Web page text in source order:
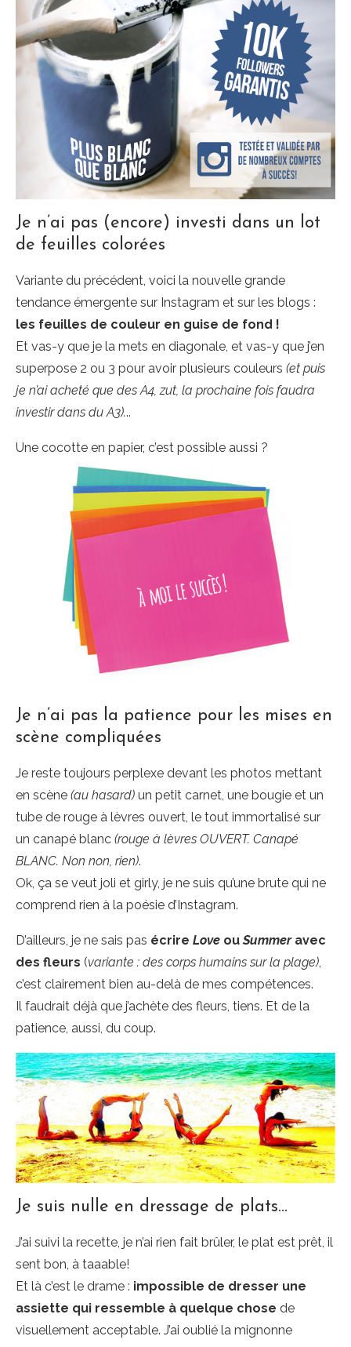
Je n’ai pas (encore) investi dans un lot
de feuilles colorées
Variante du précédent, voici la nouvelle grande
tendance émergente sur Instagram et sur les blogs :
les feuilles de couleur en guise de fond !
Et vas-y que je la mets en diagonale, et vas-y que j’en
superpose 2 ou 3 pour avoir plusieurs couleurs (et puis
je n’ai acheté que des A4, zut, la prochaine fois faudra
investir dans du A3)...
Une cocotte en papier, c’est possible aussi ?
Je n’ai pas la patience pour les mises en
scène compliquées
Je reste toujours perplexe devant les photos mettant
en scène (au hasard) un petit carnet, une bougie et un
tube de rouge à lèvres ouvert, le tout immortalisé sur
un canapé blanc (rouge à lèvres OUVERT. Canapé
BLANC. Non non, rien).
Ok, ça se veut joli et girly, je ne suis qu’une brute qui ne
comprend rien à la poésie d’Instagram.
D’ailleurs, je ne sais pas écrire Love ouSummeravec
des fleurs (variante : des corps humains sur la plage),
c’est clairement bien au-delà de mes compétences.
Il faudrait déjà que j’achète des fleurs, tiens. Et de la
patience, aussi, du coup.
Je suis nulle en dressage de plats…
J’ai suivi la recette, je n’ai rien fait brûler, le plat est prêt, il
sent bon, à taaable!
Et là c’est le drame : impossible de dresser une
assiette qui ressemble à quelque chose de
visuellement acceptable. J’ai oublié la mignonne